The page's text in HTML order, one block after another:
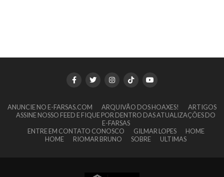
ANUNCIE NO E-FARSAS.COM ARQUIVÃO DOS HOAXES!
ARTIGOS
ASSINE NOSSO FEED E FIQUE POR DENTRO DAS ATUALIZAÇÕES DO
E-FARSAS
ENTRE EM CONTATO CONOSCO
GILMAR LOPES
HOME
HOME
RIOMAR BRUNO SOBRE ULTIMAS